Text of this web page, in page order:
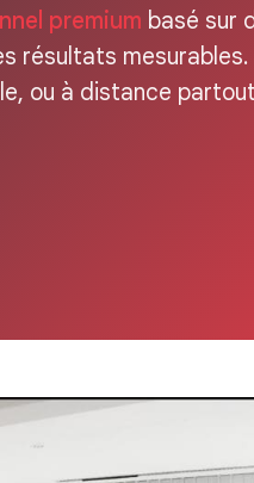
premium basé sur
résultats
ou à distance